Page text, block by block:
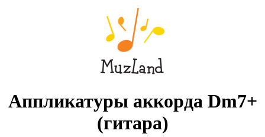
Аппликатуры аккорда Dm7+
(гитара)